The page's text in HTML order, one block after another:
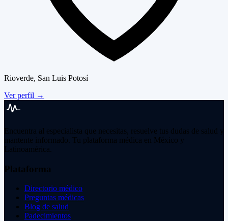
Rioverde, San Luis Potosí
Ver perfil →
Encuentra al especialista que necesitas, resuelve tus dudas de salud y
mantente informado. Tu plataforma médica en México y
Latinoamérica.
Plataforma
Directorio médico
Preguntas médicas
Blog de salud
Padecimientos